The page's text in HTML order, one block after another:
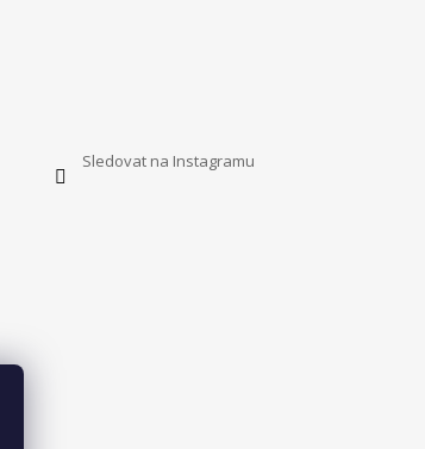
Sledovat na Instagramu